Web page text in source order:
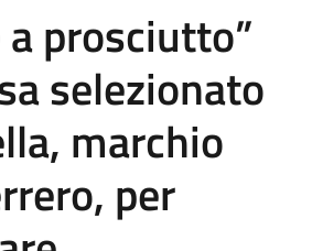
a prosciutto”
selezionato
marchio
per